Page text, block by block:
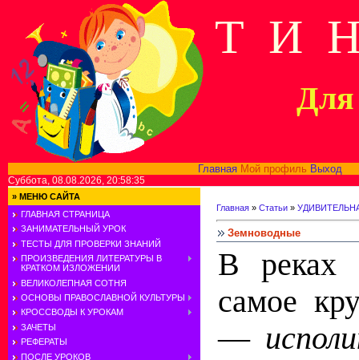
Т И
Для
Главная Мой профиль Выход
Суббота, 08.08.2026, 20:58:35
» МЕНЮ САЙТА
ГЛАВНАЯ СТРАНИЦА
ЗАНИМАТЕЛЬНЫЙ УРОК
ТЕСТЫ ДЛЯ ПРОВЕРКИ ЗНАНИЙ
ПРОИЗВЕДЕНИЯ ЛИТЕРАТУРЫ В
КРАТКОМ ИЗЛОЖЕНИИ
ВЕЛИКОЛЕПНАЯ СОТНЯ
ОСНОВЫ ПРАВОСЛАВНОЙ КУЛЬТУРЫ
КРОССВОДЫ К УРОКАМ
ЗАЧЕТЫ
РЕФЕРАТЫ
ПОСЛЕ УРОКОВ
Главная » Статьи »
Земноводные
В реках
самое
—